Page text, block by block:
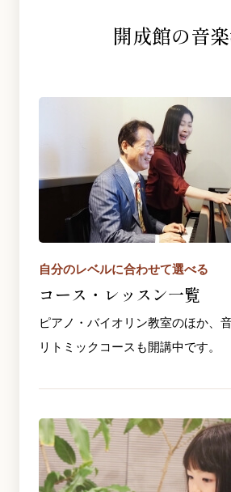
開成館の音
自分のレベルに合わせて選べる
コース・レッスン一覧
ピアノ・バイオリン教室のほか、
リトミックコースも開講中です。